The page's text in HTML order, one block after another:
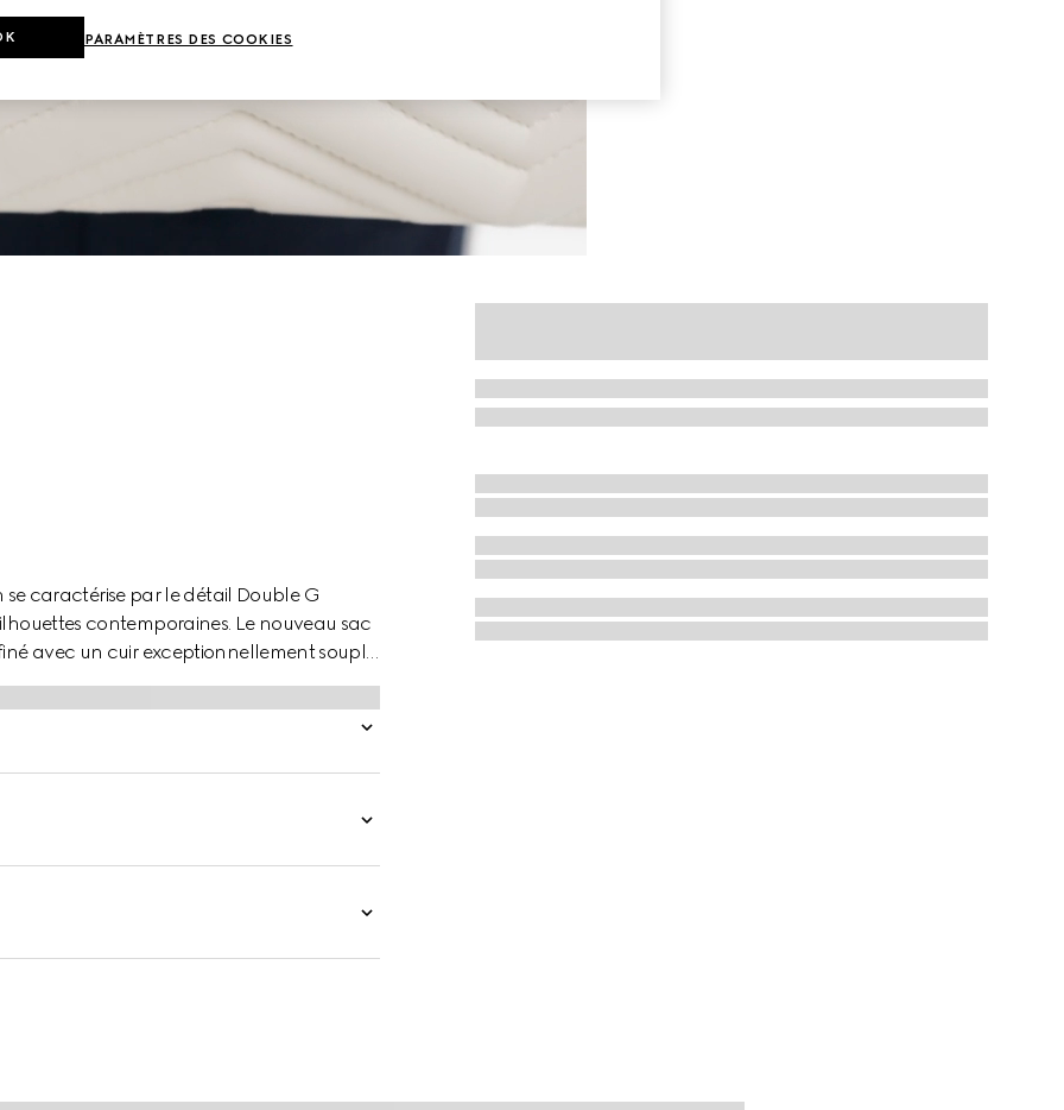
caractérise par le détail Double G
contemporaines. Le nouveau sac
avec un cuir exceptionnellement souple
PARAMÈTRES DES COOKIES